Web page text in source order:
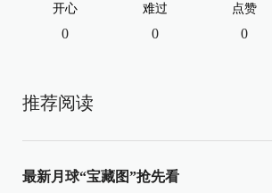
开心
0
难过
0
点赞
0
推荐阅读
最新月球“宝藏图”抢先看